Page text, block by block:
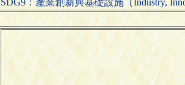
SDG9：產業創新與基礎設施（Industry,